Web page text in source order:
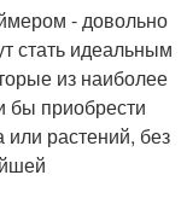
- довольно
стать идеальным
из наиболее
бы приобрести
растений, без